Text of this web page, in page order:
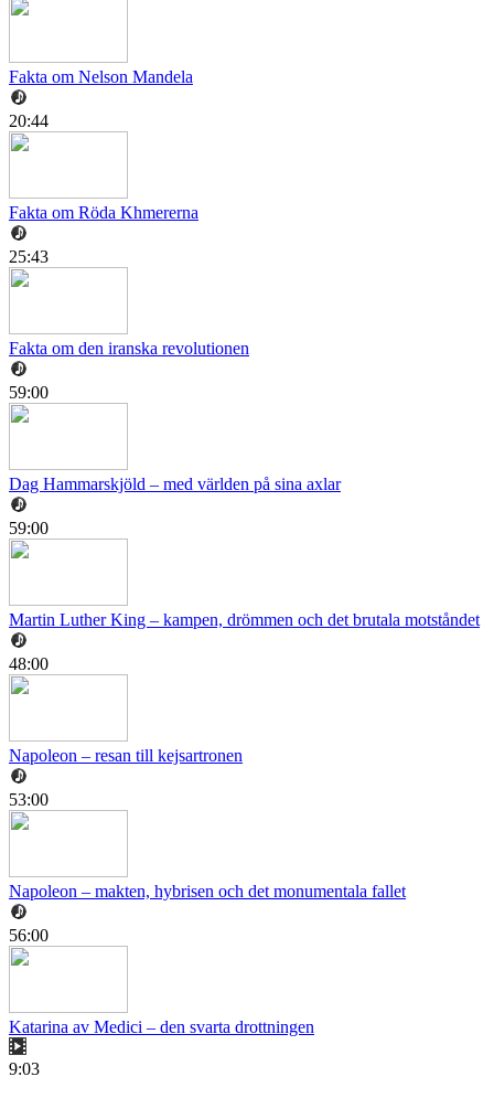
Fakta om Nelson Mandela
20:44
Fakta om Röda Khmererna
25:43
Fakta om den iranska revolutionen
59:00
Dag Hammarskjöld – med världen på sina axlar
59:00
Martin Luther King – kampen, drömmen och det brutala motståndet
48:00
Napoleon – resan till kejsartronen
53:00
Napoleon – makten, hybrisen och det monumentala fallet
56:00
Katarina av Medici – den svarta drottningen
9:03